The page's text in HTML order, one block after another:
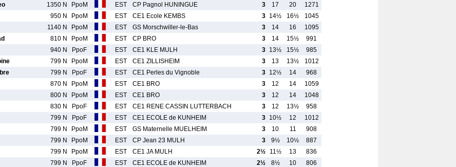
1350 N PpoM EST CP Pagnol HUNINGUE 3 17 20
1271
950 N PpoM EST CE1 Ecole KEMBS 3 14½ 16½
1045
1140 N PpoM EST GS Morschwiller-le-Bas 3 14 16
1095
810 N PpoM EST CP BRO 3 14 15½
991
940 N PpoF EST CE1 KLE MULH 3 13½ 15½
985
799 N PpoM EST CE1 ZILLISHEIM 3 13 13½
1012
799 N PpoF EST CE1 Perles du Vignoble 3 12½ 14
968
870 N PpoM EST CE1 BRO 3 12 14
1059
800 N PpoM EST CE1 BRO 3 12 14
1048
830 N PpoF EST CE1 RENE CASSIN LUTTERBACH 3 12 13½
958
799 N PpoF EST CE1 ECOLE de KUNHEIM 3 10½ 12
1012
799 N PpoM EST GS Maternelle MUELHEIM 3 10 11
908
799 N PpoM EST CP Jean 23 MULH 3 9½ 10½
887
799 N PpoM EST CE1 JA MULH 2½ 11½ 13
836
799 N PpoF EST CE1 ECOLE de KUNHEIM 2½ 8½ 10
806